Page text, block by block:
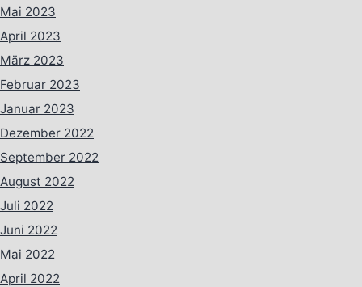
Mai 2023
April 2023
März 2023
Februar 2023
Januar 2023
Dezember 2022
September 2022
August 2022
Juli 2022
Juni 2022
Mai 2022
April 2022